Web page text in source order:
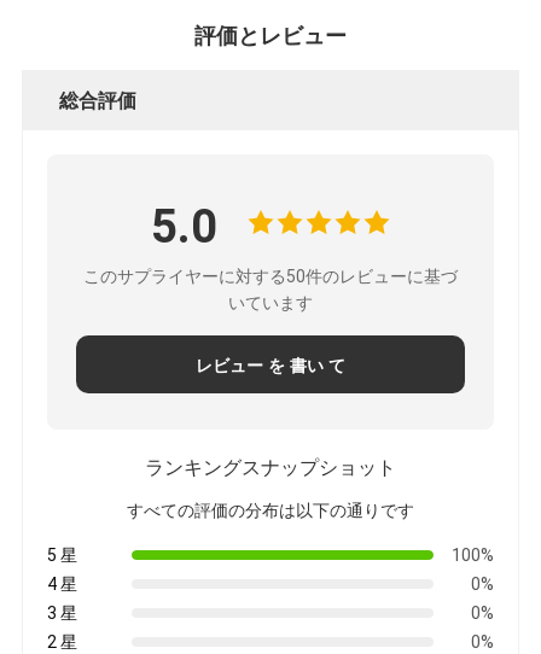
評価とレビュー
総合評価
5.0
このサプライヤーに対する50件のレビューに基づ
いています
レビュー を 書い て
ランキングスナップショット
すべての評価の分布は以下の通りです
5 星
100%
4 星
0%
3 星
0%
2 星
0%